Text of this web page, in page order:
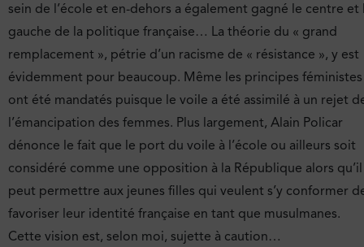
sein de l’école et en-dehors a également gagné le centre et
gauche de la politique française… La théorie du « grand
remplacement », pétrie d’un racisme de « résistance », y est
évidemment pour beaucoup. Même les principes féministes
ont été mandatés puisque le voile a été assimilé à un rejet
l’émancipation des femmes. Plus largement, Alain Policar
dénonce le fait que le port du voile à l’école ou ailleurs soit
considéré comme une opposition à la République alors qu’il
peut permettre aux jeunes filles qui veulent s’y conformer
favoriser leur identité française en tant que musulmanes.
Cette vision est, selon moi, sujette à caution…